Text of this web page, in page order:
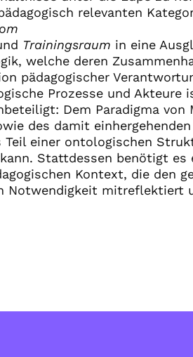
relevanten
Trainingsraum in eine
welche deren
pädagogischer
Prozesse und Akteure
Dem Paradigma von
des damit
einer ontologischen
Stattdessen benötigt es
Kontext, die den
Notwendigkeit mitreflektiert